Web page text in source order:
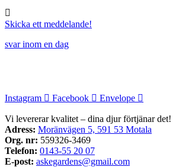
Skicka ett meddelande!
svar inom en dag
Instagram Facebook Envelope
Vi levererar kvalitet – dina djur förtjänar det!
Adress: Moränvägen 5, 591 53 Motala
Org. nr: 559326-3469
Telefon: 0143-55 20 07
E-post: askegardens@gmail.com